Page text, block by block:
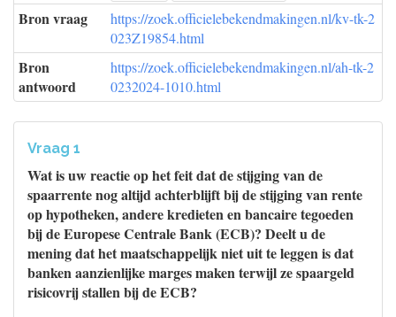
Bron vraag
https://zoek.officielebekendmakingen.nl/kv-tk-2
023Z19854.html
Bron
antwoord
https://zoek.officielebekendmakingen.nl/ah-tk-2
0232024-1010.html
Vraag 1
Wat is uw reactie op het feit dat de stijging van de
spaarrente nog altijd achterblijft bij de stijging van rente
op hypotheken, andere kredieten en bancaire tegoeden
bij de Europese Centrale Bank (ECB)? Deelt u de
mening dat het maatschappelijk niet uit te leggen is dat
banken aanzienlijke marges maken terwijl ze spaargeld
risicovrij stallen bij de ECB?